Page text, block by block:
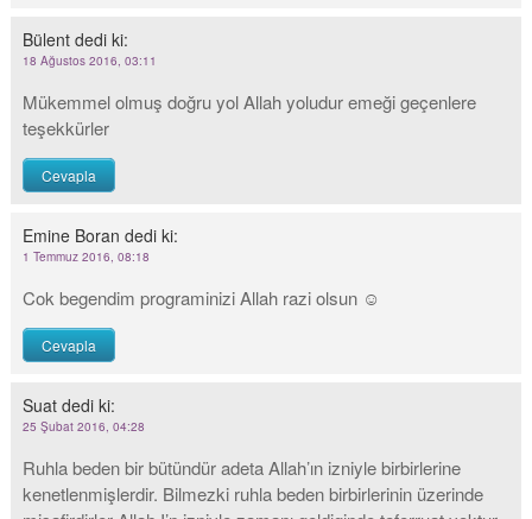
Bülent dedi ki:
18 Ağustos 2016, 03:11
Mükemmel olmuş doğru yol Allah yoludur emeği geçenlere
teşekkürler
Cevapla
Emine Boran dedi ki:
1 Temmuz 2016, 08:18
Cok begendim programinizi Allah razi olsun ☺
Cevapla
Suat dedi ki:
25 Şubat 2016, 04:28
Ruhla beden bir bütündür adeta Allah’ın izniyle birbirlerine
kenetlenmişlerdir. Bilmezki ruhla beden birbirlerinin üzerinde